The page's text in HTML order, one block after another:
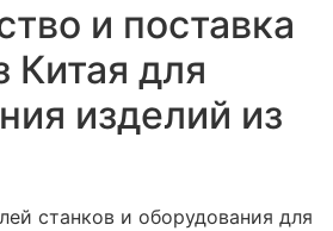
и поставка
Китая для
изделий из
станков и оборудования для